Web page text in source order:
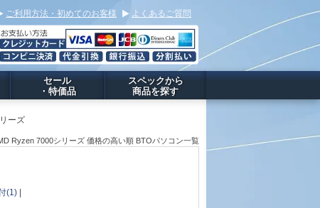
ご利用方法・初めてのお客様 よくあるご質問
セール
・特価品
スペックから
商品を探す
ーズ
Ryzen 7000シリーズ 価格の高い順 BTOパソコン一覧
(1) |